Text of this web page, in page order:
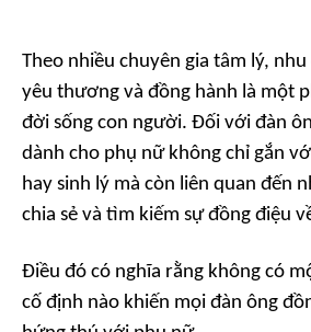
Theo nhiều chuyên gia tâm lý,
yêu thương và đồng hành là một
đời sống con người. Đối với đàn
dành cho phụ nữ không chỉ gắn
hay sinh lý mà còn liên quan đến
chia sẻ và tìm kiếm sự đồng điệu
Điều đó có nghĩa rằng không có
cố định nào khiến mọi đàn ông